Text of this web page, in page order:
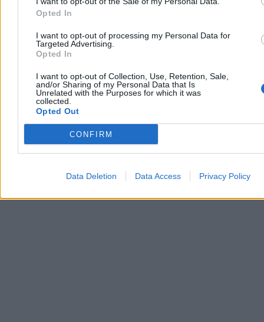
Opted In
I want to opt-out of processing my Personal Data for
Targeted Advertising.
Opted In
I want to opt-out of Collection, Use, Retention, Sale,
and/or Sharing of my Personal Data that Is
Unrelated with the Purposes for which it was
collected.
Opted Out
CONFIRM
Data Deletion Data Access Privacy Policy